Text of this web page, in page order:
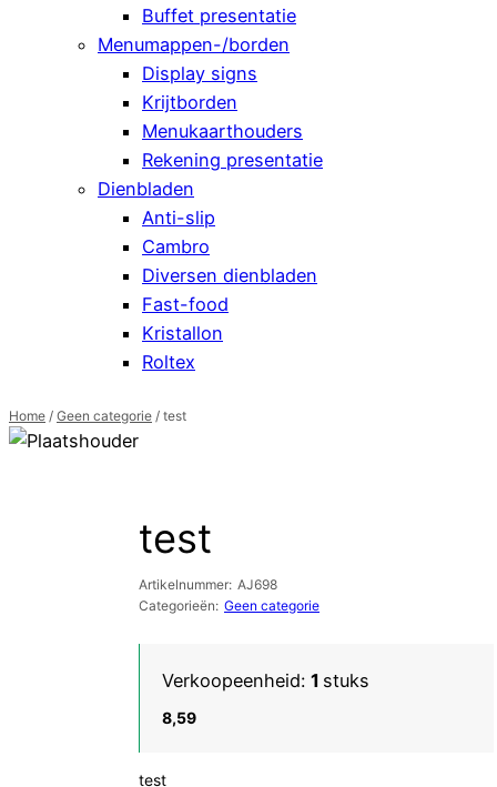
Buffet presentatie
Menumappen-/borden
Display signs
Krijtborden
Menukaarthouders
Rekening presentatie
Dienbladen
Anti-slip
Cambro
Diversen dienbladen
Fast-food
Kristallon
Roltex
Home / Geen categorie / test
test
Artikelnummer: AJ698
Categorieën: Geen categorie
Verkoopeenheid: 1 stuks
8,59
test